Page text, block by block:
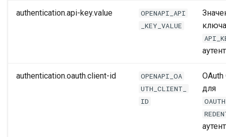
authentication.api-key.value
OPENAPI_API
_KEY_VALUE
authentication.oauth.client-id
OPENAPI_OA
UTH_CLIENT_
ID
для